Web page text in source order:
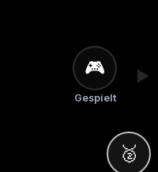
🎮
Gespielt
▶
🥈